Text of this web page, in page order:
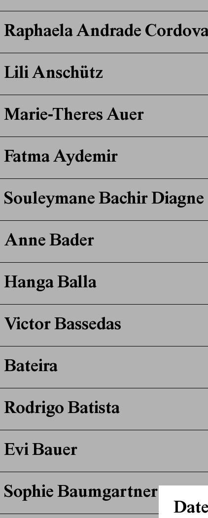
Raphaela Andrade
Lili Anschütz
Marie-Theres Auer
Fatma Aydemir
Souleymane Bachir Diagne
Anne Bader
Hanga Balla
Victor Bassedas
Bateira
Rodrigo Batista
Evi Bauer
Sophie Baumgartner